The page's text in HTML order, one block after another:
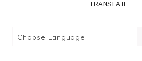
TRANSLATE